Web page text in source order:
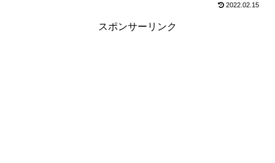
2022.02.15
スポンサーリンク